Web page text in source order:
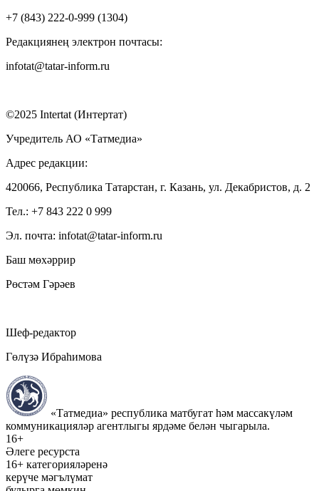
+7 (843) 222-0-999 (1304)
Редакциянең электрон почтасы:
infotat@tatar-inform.ru
©2025 Intertat (Интертат)
Учредитель АО «Татмедиа»
Адрес редакции:
420066, Республика Татарстан, г. Казань, ул. Декабристов, д. 2
Тел.: +7 843 222 0 999
Эл. почта: infotat@tatar-inform.ru
Баш мөхәррир
Рөстәм Гәрәев
Шеф-редактор
Гөлүзә Ибраһимова
«Татмедиа» республика матбугат һәм массакүләм
коммуникацияләр агентлыгы ярдәме белән чыгарыла.
16+
Әлеге ресурста
16+ категорияләренә
керүче мәгълүмат